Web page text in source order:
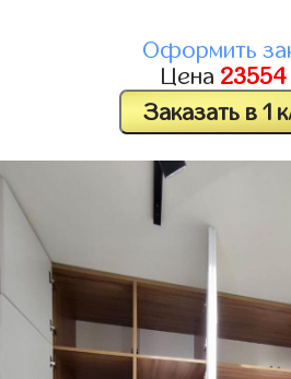
Оформить
Цена 23554
Заказать в 1